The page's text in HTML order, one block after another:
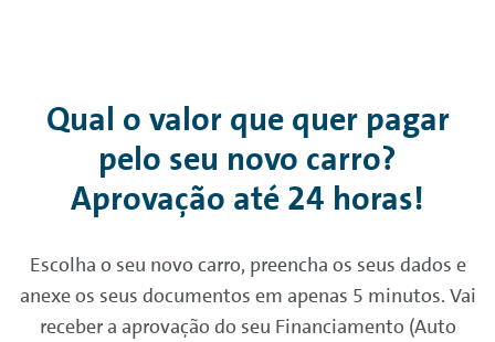
Qual o valor que quer pagar
pelo seu novo carro?
Aprovação até 24 horas!
Escolha o seu novo carro, preencha os seus dados e
anexe os seus documentos em apenas 5 minutos. Vai
receber a aprovação do seu Financiamento (Auto